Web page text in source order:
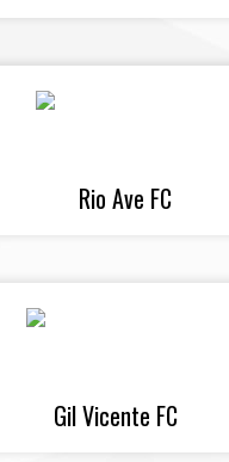
Rio Ave FC
Gil Vicente FC